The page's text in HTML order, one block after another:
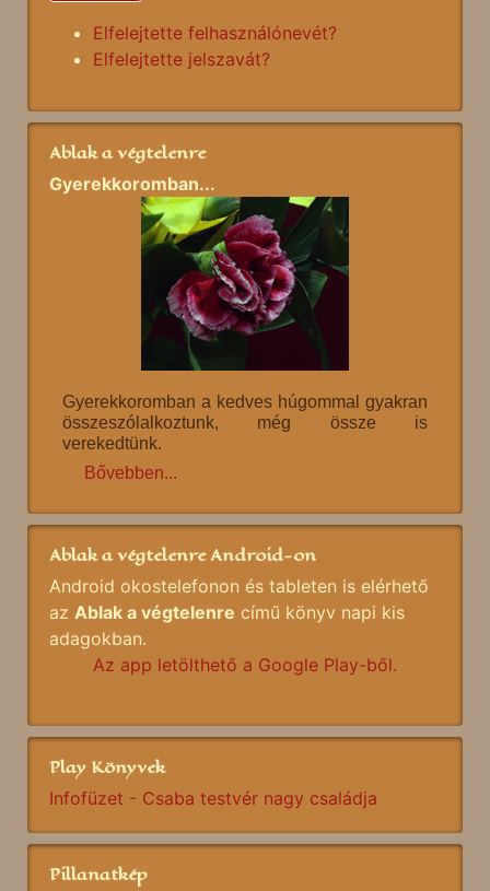
Elfelejtette felhasználónevét?
Elfelejtette jelszavát?
Ablak a végtelenre
Gyerekkoromban...
Gyerekkoromban a kedves húgommal gyakran
összeszólalkoztunk, még össze is
verekedtünk.
Bővebben...
Ablak a végtelenre Android-on
Android okostelefonon és tableten is elérhető
az Ablak a végtelenre című könyv napi kis
adagokban.
Az app letölthető a Google Play-ből.
Play Könyvek
Infofüzet - Csaba testvér nagy családja
Pillanatkép